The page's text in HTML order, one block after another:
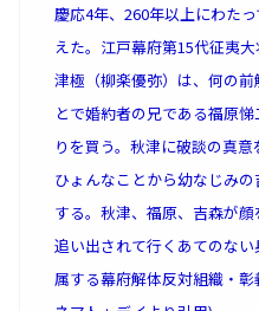
慶応4年、260年以上にわた
えた。江戸幕府第15代征夷
津極（柳楽優弥）は、何の
とで婚約者の兄である福原
りを買う。秋津に破談の真意
ひょんなことから幼なじみ
する。秋津、福原、吉森が
追い出されて行くあてのな
属する幕府解体反対組織・